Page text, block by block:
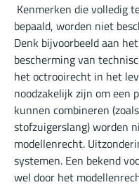
Kenmerken die volledig
bepaald, worden niet
Denk bijvoorbeeld aan
bescherming van
het octrooirecht in het
noodzakelijk zijn om een
kunnen combineren
stofzuigerslang) worden
modellenrecht.
systemen. Een bekend
wel door het